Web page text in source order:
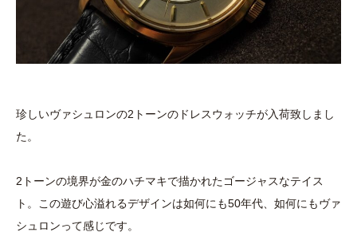
珍しいヴァシュロンの2トーンのドレスウォッチが入荷致しまし
た。
2トーンの境界が金のハチマキで描かれたゴージャスなテイス
ト。この遊び心溢れるデザインは如何にも50年代、如何にもヴァ
シュロンって感じです。